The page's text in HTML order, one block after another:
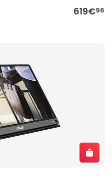
619€96